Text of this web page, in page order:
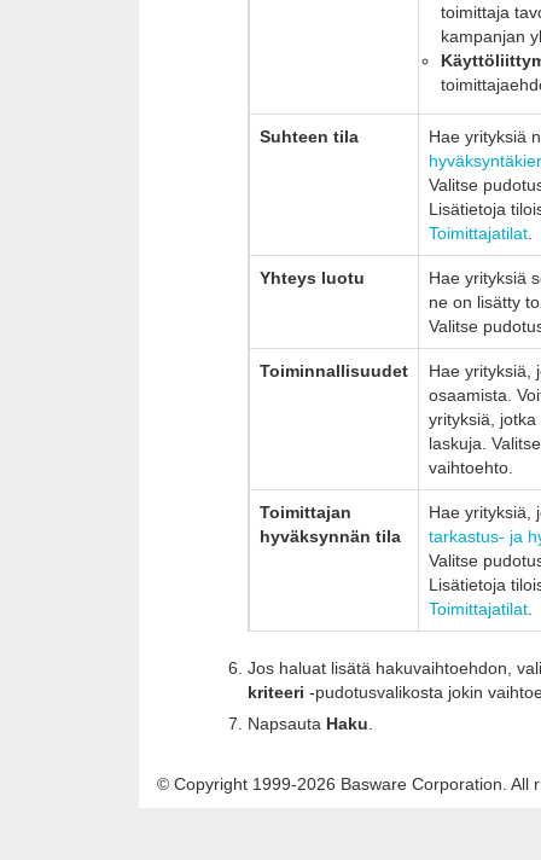
toimittaja
kampanjan
Suhteen tila
Hae yrityksiä
Valitse
Lisätietoja
Toimittajatilat.
Yhteys luotu
Hae yrityksiä
ne on lisätty
Valitse
Toiminnallisuudet
Hae yrityksiä,
osaamista.
yrityksiä,
laskuja.
vaihtoehto.
Toimittajan
hyväksynnän tila
Hae yrityksiä,
tarkastus- ja
Valitse
Lisätietoja
Toimittajatilat.
Jos haluat lisätä hakuvaihtoehdon,
kriteeri -pudotusvalikosta jokin
Napsauta Haku.
© Copyright 1999-2026 Basware Corporation. All